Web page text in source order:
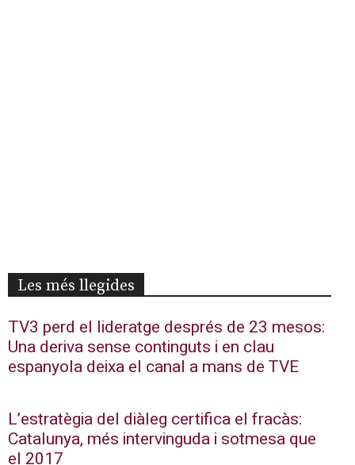
Les més llegides
TV3 perd el lideratge després de 23 mesos:
Una deriva sense continguts i en clau
espanyola deixa el canal a mans de TVE
L’estratègia del diàleg certifica el fracàs:
Catalunya, més intervinguda i sotmesa que
el 2017